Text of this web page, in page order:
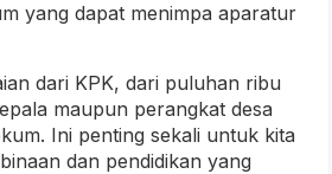
yang dapat menimpa aparatur
dari KPK, dari puluhan ribu
maupun perangkat desa
Ini penting sekali untuk kita
dan pendidikan yang